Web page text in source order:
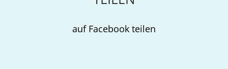
auf Facebook teilen